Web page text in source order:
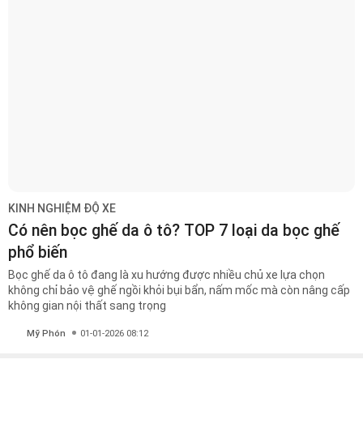
KINH NGHIỆM ĐỘ XE
Có nên bọc ghế da ô tô? TOP 7 loại da bọc ghế
phổ biến
Bọc ghế da ô tô đang là xu hướng được nhiều chủ xe lựa chọn
không chỉ bảo vệ ghế ngồi khỏi bụi bẩn, nấm mốc mà còn nâng cấp
không gian nội thất sang trọng
Mỹ Phón 01-01-2026 08:12